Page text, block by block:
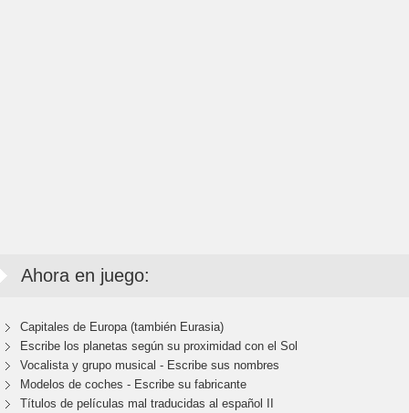
Ahora en juego:
Capitales de Europa (también Eurasia)
Escribe los planetas según su proximidad con el Sol
Vocalista y grupo musical - Escribe sus nombres
Modelos de coches - Escribe su fabricante
Títulos de películas mal traducidas al español II